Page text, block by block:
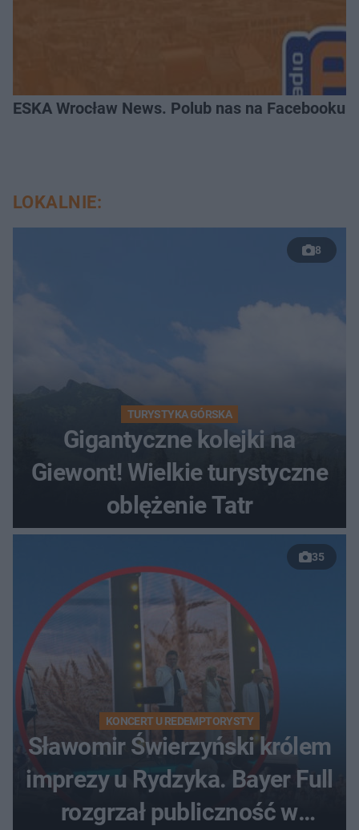
ESKA Wrocław News. Polub nas na Facebooku!
LOKALNIE:
8
TURYSTYKA GÓRSKA
Gigantyczne kolejki na
Giewont! Wielkie turystyczne
oblężenie Tatr
35
KONCERT U REDEMPTORYSTY
Sławomir Świerzyński królem
imprezy u Rydzyka. Bayer Full
rozgrzał publiczność w